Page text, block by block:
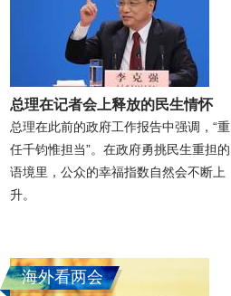
总理在记者会上释放的民生情怀
总理在此前的政府工作报告中强调，“重
任千钧惟担当”。在政府勇挑民生重担的
语境里，公众的幸福指数自然会不断上
升。
海外看两会